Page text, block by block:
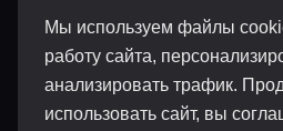
Мы используем файлы
работу сайта,
анализировать трафик.
использовать сайт, вы